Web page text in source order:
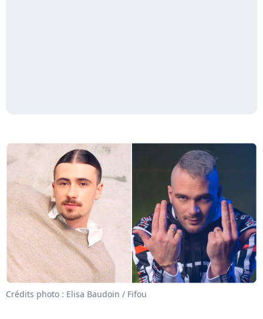
Crédits photo : Elisa Baudoin / Fifou